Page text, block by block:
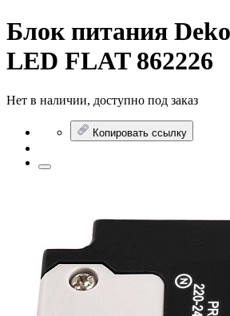
Блок питания
LED FLAT 862226
Нет в наличии, доступно под заказ
Копировать ссылку